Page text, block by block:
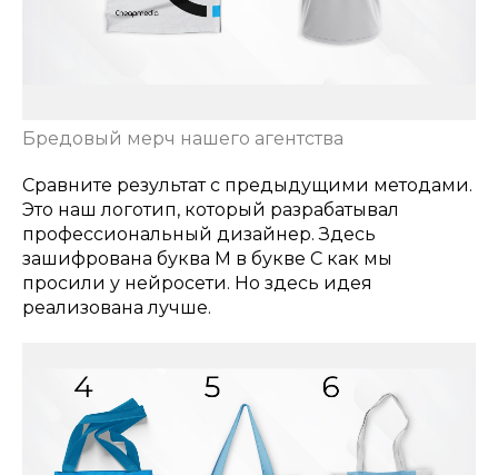
Бредовый мерч нашего агентства
Сравните результат с предыдущими методами.
Это наш логотип, который разрабатывал
профессиональный дизайнер. Здесь
зашифрована буква М в букве C как мы
просили у нейросети. Но здесь идея
реализована лучше.